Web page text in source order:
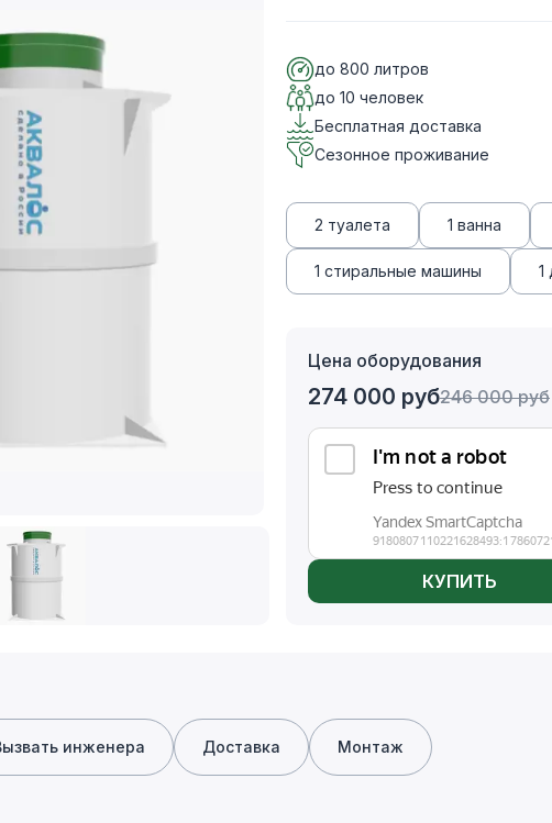
до 800 литров
до 10 человек
Бесплатная доставка
Сезонное проживание
2 туалета 1 ванна
1 стиральные машины 1
Цена оборудования
274 000 руб246 000руб
КУПИТЬ
инженера Доставка Монтаж